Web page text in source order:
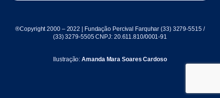
®Copyright 2000 – 2022 | Fundação Percival Farquhar (33) 3279-5515 /
(33) 3279-5505 CNPJ: 20.611.810/0001-91
Ilustração:Amanda Mara Soares Cardoso